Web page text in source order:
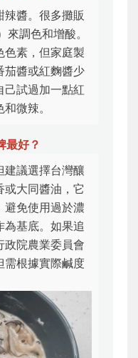
醬。很多攤販
調色和增酸。
色素，但家庭製
茄醬或紅麴醬少
己試過加一點紅
微辣。
最好？
建議選擇台灣釀
大同醬油，它
避免使用過於濃
基底。如果追
政院農業委員會
需根據實際鹹度